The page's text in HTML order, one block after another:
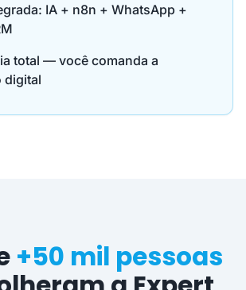
IA + n8n + WhatsApp +
total — você comanda a
digital
+50 mil pessoas